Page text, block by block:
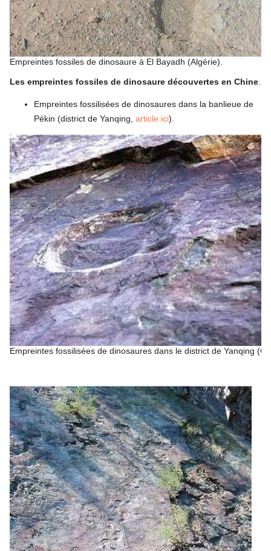
Empreintes fossiles de dinosaure à El Bayadh (Algérie).
Les empreintes fossiles de dinosaure découvertes en Chine
Empreintes fossilisées de dinosaures dans la banlieue de
Pékin (district de Yanqing, article ici).
Empreintes fossilisées de dinosaures dans le district de Yanqing